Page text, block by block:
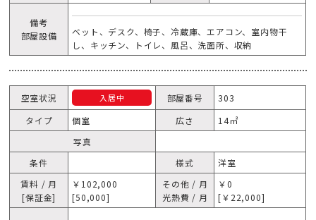
備考
部屋設備
ベット、デスク、椅子、冷蔵庫、エアコン、室内物干
し、キッチン、トイレ、風呂、洗面所、収納
空室状況 入居中 部屋番号
303
タイプ
個室 広さ
14㎡
写真
条件
様式
洋室
賃料 / 月
[保証金]
￥102,000
[50,000]
その他 / 月
光熱費 / 月
￥0
[￥22,000]